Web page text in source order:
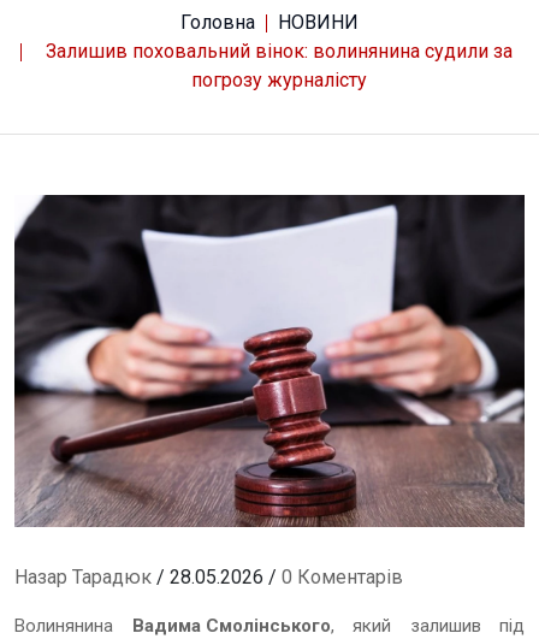
Головна
НОВИНИ
Залишив поховальний вінок: волинянина судили за
погрозу журналісту
Назар Тарадюк / 28.05.2026 / 0 Коментарів
Волинянина Вадима Смолінського, який залишив під